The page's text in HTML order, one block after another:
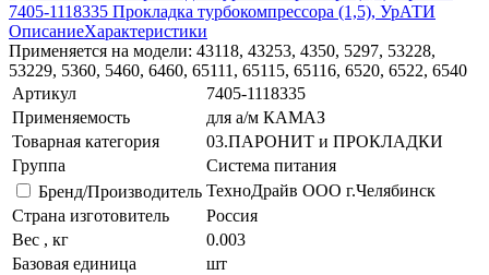
7405-1118335 Прокладка турбокомпрессора (1,5), УрАТИ
ОписаниеХарактеристики
Применяется на модели: 43118, 43253, 4350, 5297, 53228,
53229, 5360, 5460, 6460, 65111, 65115, 65116, 6520, 6522, 6540
Артикул
7405-1118335
Применяемость
для а/м КАМАЗ
Товарная категория
03.ПАРОНИТ и ПРОКЛАДКИ
Группа
Система питания
Бренд/Производитель ТехноДрайв ООО г.Челябинск
Страна изготовитель
Россия
Вес , кг
0.003
Базовая единица
шт